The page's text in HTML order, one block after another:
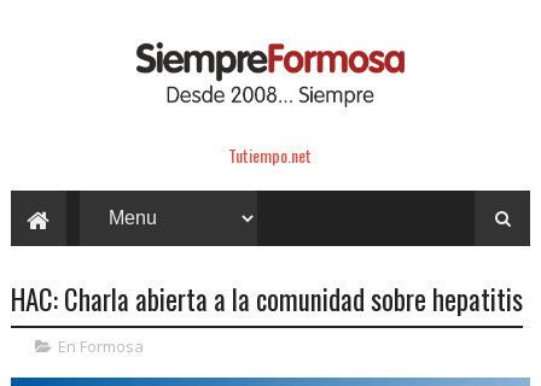
Tutiempo.net
HAC: Charla abierta a la comunidad sobre hepatitis
En Formosa